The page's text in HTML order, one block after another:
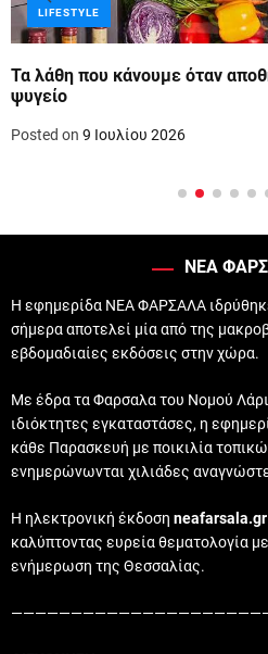
LIFESTYLE
Τα λάθη που κάνουμε όταν
ψυγείο
Posted on 9 Ιουλίου 2026
ΝΕΑ
Η εφημερίδα ΝΕΑ ΦΑΡΣΑΛΑ
σήμερα αποτελεί μία από της
εβδομαδιαίες εκδόσεις στην χώρα.
Με έδρα τα Φαρσαλα του Νομού
ιδιόκτητες εγκαταστάσες, η
κάθε Παρασκευή με ποικιλία
ενημερώνωνται χιλιάδες
Η ηλεκτρονική έκδοση neafarsala.gr
καλύπτοντας ευρεία θεματολογία
ενήμερωση της Θεσσαλίας.